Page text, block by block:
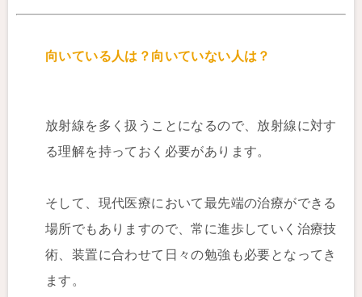
向いている人は？向いていない人は？
放射線を多く扱うことになるので、放射線に対す
る理解を持っておく必要があります。
そして、現代医療において最先端の治療ができる
場所でもありますので、常に進歩していく治療技
術、装置に合わせて日々の勉強も必要となってき
ます。